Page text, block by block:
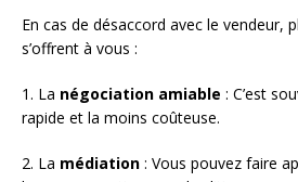
En cas de désaccord avec le vendeur,
s’offrent à vous :
1. La négociation amiable : C’est
rapide et la moins coûteuse.
2. La médiation : Vous pouvez faire